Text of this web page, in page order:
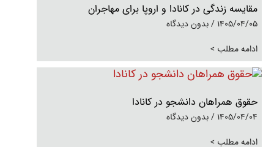
مقایسه زندگی در کانادا و اروپا برای مهاجران
1405/04/05
بدون دیدگاه
ادامه مطلب >
حقوق همراهان دانشجو در کانادا
1405/04/04
بدون دیدگاه
ادامه مطلب >